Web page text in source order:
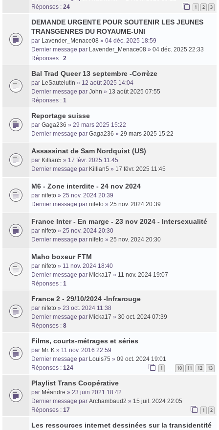
Réponses : 24 1 2 3
DEMANDE URGENTE POUR SOUTENIR LES JEUNES
TRANSGENRES DU ROYAUME-UNI
par Lavender_Menace08 » 04 déc. 2025 18:59
Dernier message par Lavender_Menace08 » 04 déc. 2025 22:33
Réponses : 2
Bal Trad Queer 13 septembre -Corrèze
par LeSautelutin » 12 août 2025 14:04
Dernier message par John » 13 août 2025 07:55
Réponses : 1
Reportage suisse
par Gaga236 » 29 mars 2025 15:22
Dernier message par Gaga236 » 29 mars 2025 15:22
Assassinat de Sam Nordquist (US)
par Killian5 » 17 févr. 2025 11:45
Dernier message par Killian5 » 17 févr. 2025 11:45
M6 - Zone interdite - 24 nov 2024
par nifeto » 25 nov. 2024 20:39
Dernier message par nifeto » 25 nov. 2024 20:39
France Inter - En marge - 23 nov 2024 - Intersexualité
par nifeto » 25 nov. 2024 20:30
Dernier message par nifeto » 25 nov. 2024 20:30
Maho boxeur FTM
par nifeto » 11 nov. 2024 18:40
Dernier message par Micka17 » 11 nov. 2024 19:07
Réponses : 1
France 2 - 29/10/2024 -Infrarouge
par nifeto » 23 oct. 2024 11:38
Dernier message par Micka17 » 30 oct. 2024 07:39
Réponses : 8
Films, courts-métrages et séries
par Mr. K » 11 nov. 2016 22:59
Dernier message par Louis75 » 09 oct. 2024 19:01
Réponses : 124 1 10 11 12 13
Playlist Trans Coopérative
par Méandre » 23 juin 2021 18:42
Dernier message par Archambaud2 » 15 juil. 2024 22:05
Réponses : 17 1 2
Les ressources internet dessinées sur la transidentité